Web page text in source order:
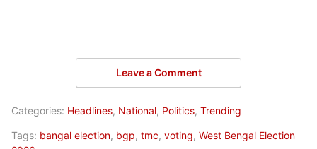
Leave a Comment
Categories: Headlines, National, Politics, Trending
Tags: bangal election, bgp, tmc, voting, West Bengal Election